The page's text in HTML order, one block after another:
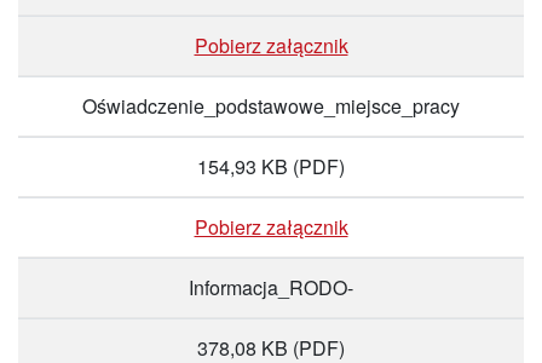
Pobierz załącznik
Oświadczenie_podstawowe_miejsce_pracy
154,93 KB (PDF)
Pobierz załącznik
Informacja_RODO-
378,08 KB (PDF)